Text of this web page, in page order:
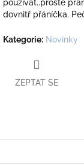
používat..prostě
dovnitř přáníčka.
Kategorie: Novinky
ZEPTAT SE